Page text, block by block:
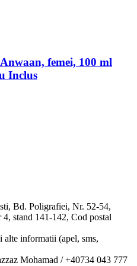
femei, 100 ml
Inclus
Bd. Poligrafiei, Nr. 52-54,
stand 141-142, Cod postal
alte informatii (apel, sms,
Mohamad / +40734 043 777